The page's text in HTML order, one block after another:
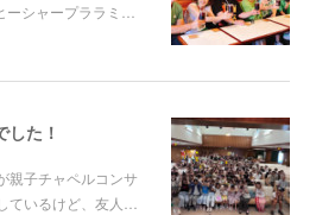
シャープララミ…
した！
親子チャペルコンサ
ているけど、友人…